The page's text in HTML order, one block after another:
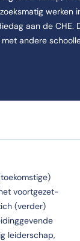
ongeveer
werken
aan de CHE.
andere
voortgezet-
(verder)
leiderschap,